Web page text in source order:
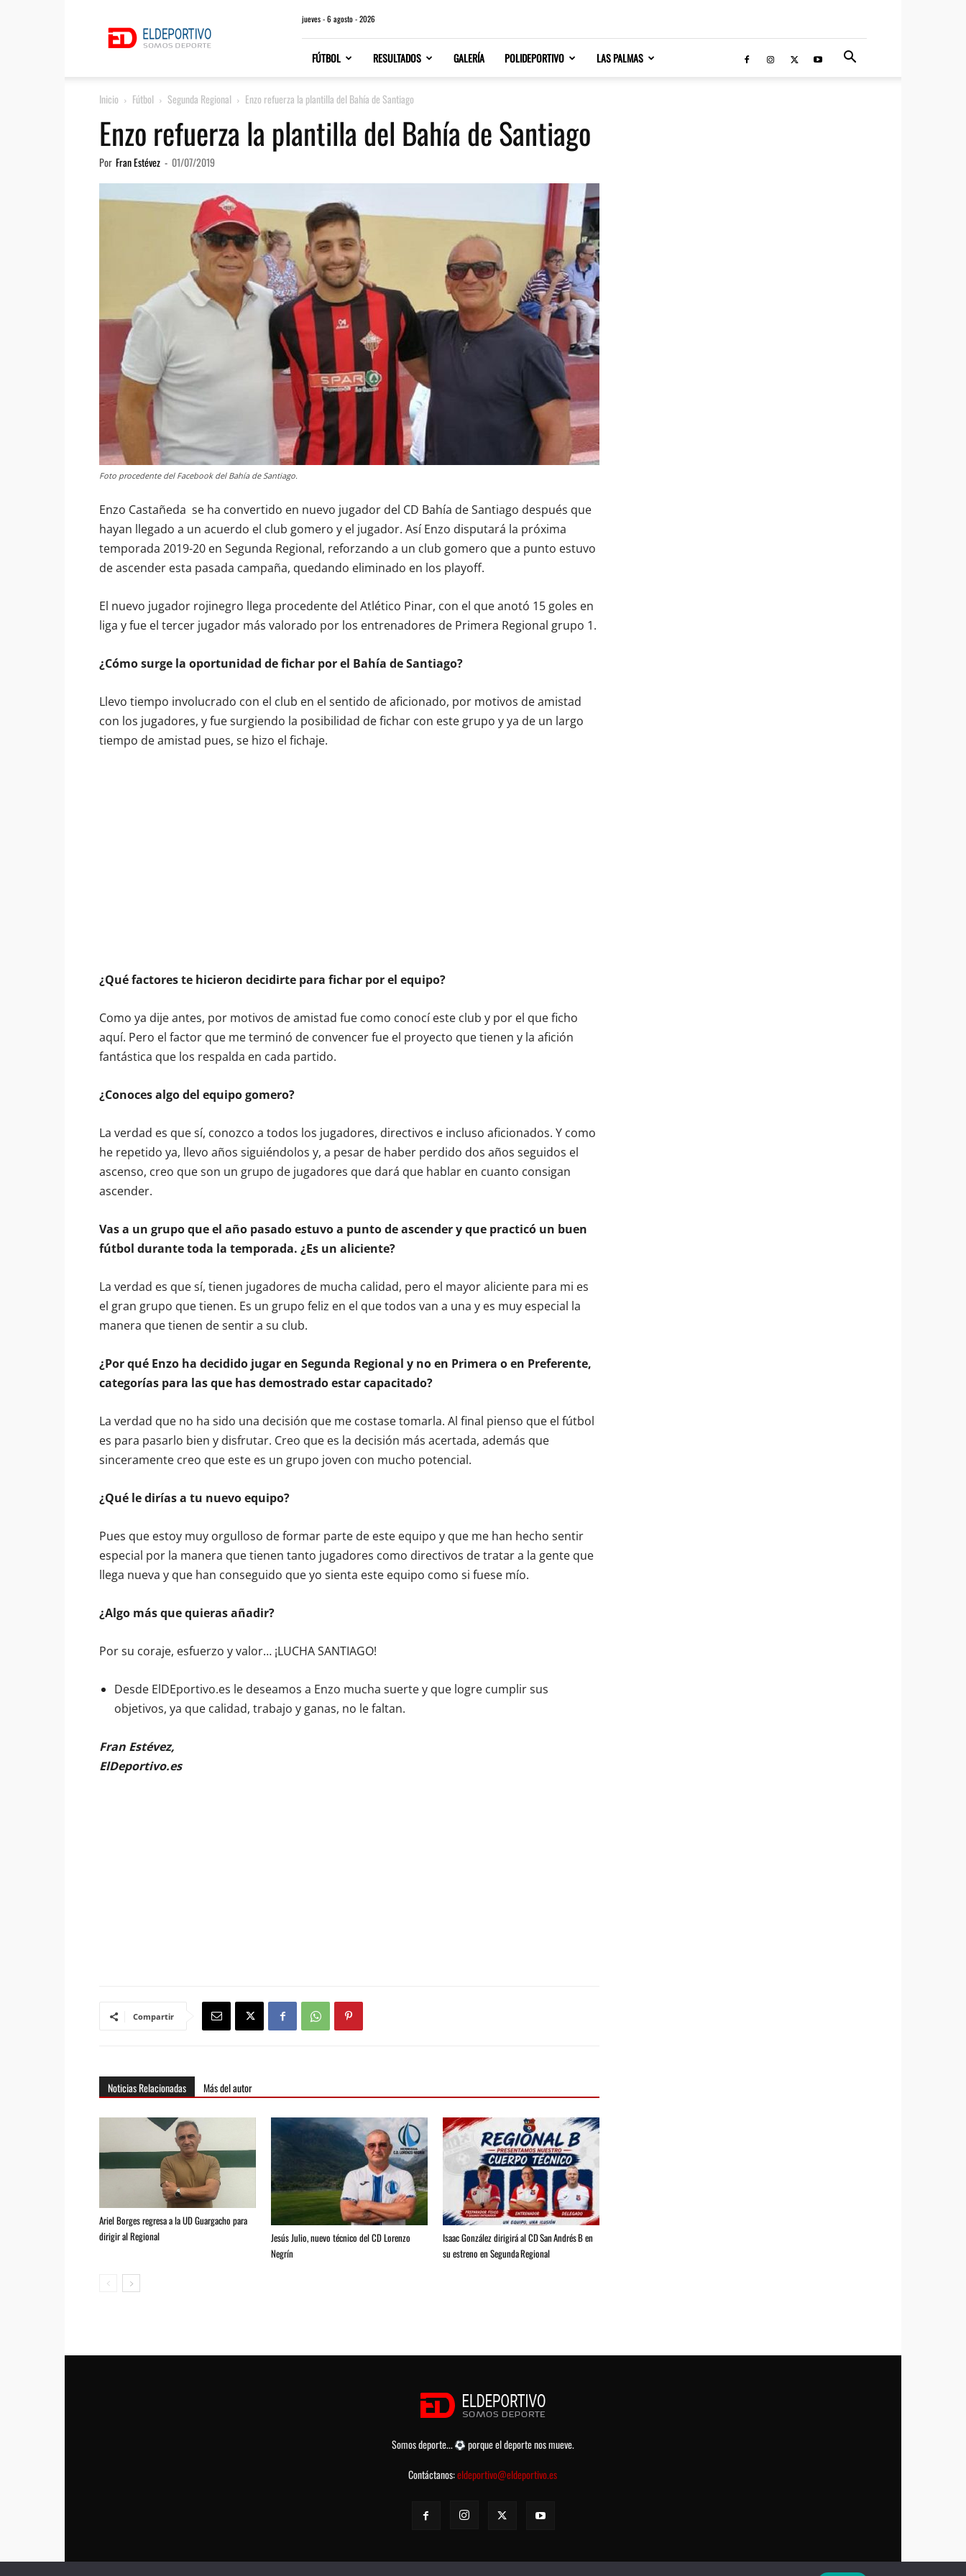
jueves - 6 agosto - 2026
FÚTBOL RESULTADOS GALERÍA POLIDEPORTIVO LAS PALMAS
Inicio Fútbol Segunda Regional Enzo refuerza la plantilla del Bahía de Santiago
Enzo refuerza la plantilla del Bahía de Santiago
Por Fran Estévez - 01/07/2019
Foto procedente del Facebook del Bahía de Santiago.
Enzo Castañeda se ha convertido en nuevo jugador del CD Bahía de Santiago después que
hayan llegado a un acuerdo el club gomero y el jugador. Así Enzo disputará la próxima
temporada 2019-20 en Segunda Regional, reforzando a un club gomero que a punto estuvo
de ascender esta pasada campaña, quedando eliminado en los playoff.
El nuevo jugador rojinegro llega procedente del Atlético Pinar, con el que anotó 15 goles en
liga y fue el tercer jugador más valorado por los entrenadores de Primera Regional grupo 1.
¿Cómo surge la oportunidad de fichar por el Bahía de Santiago?
Llevo tiempo involucrado con el club en el sentido de aficionado, por motivos de amistad
con los jugadores, y fue surgiendo la posibilidad de fichar con este grupo y ya de un largo
tiempo de amistad pues, se hizo el fichaje.
¿Qué factores te hicieron decidirte para fichar por el equipo?
Como ya dije antes, por motivos de amistad fue como conocí este club y por el que ficho
aquí. Pero el factor que me terminó de convencer fue el proyecto que tienen y la afición
fantástica que los respalda en cada partido.
¿Conoces algo del equipo gomero?
La verdad es que sí, conozco a todos los jugadores, directivos e incluso aficionados. Y como
he repetido ya, llevo años siguiéndolos y, a pesar de haber perdido dos años seguidos el
ascenso, creo que son un grupo de jugadores que dará que hablar en cuanto consigan
ascender.
Vas a un grupo que el año pasado estuvo a punto de ascender y que practicó un buen
fútbol durante toda la temporada. ¿Es un aliciente?
La verdad es que sí, tienen jugadores de mucha calidad, pero el mayor aliciente para mi es
el gran grupo que tienen. Es un grupo feliz en el que todos van a una y es muy especial la
manera que tienen de sentir a su club.
¿Por qué Enzo ha decidido jugar en Segunda Regional y no en Primera o en Preferente,
categorías para las que has demostrado estar capacitado?
La verdad que no ha sido una decisión que me costase tomarla. Al final pienso que el fútbol
es para pasarlo bien y disfrutar. Creo que es la decisión más acertada, además que
sinceramente creo que este es un grupo joven con mucho potencial.
¿Qué le dirías a tu nuevo equipo?
Pues que estoy muy orgulloso de formar parte de este equipo y que me han hecho sentir
especial por la manera que tienen tanto jugadores como directivos de tratar a la gente que
llega nueva y que han conseguido que yo sienta este equipo como si fuese mío.
¿Algo más que quieras añadir?
Por su coraje, esfuerzo y valor… ¡LUCHA SANTIAGO!
Desde ElDEportivo.es le deseamos a Enzo mucha suerte y que logre cumplir sus
objetivos, ya que calidad, trabajo y ganas, no le faltan.
Fran Estévez,
ElDeportivo.es
Compartir
Noticias Relacionadas Más del autor
Ariel Borges regresa a la UD Guargacho para
dirigir al Regional
Jesús Julio, nuevo técnico del CD Lorenzo
Negrín
Isaac González dirigirá al CD San Andrés B en
su estreno en Segunda Regional
Somos deporte...
porque el deporte nos mueve.
Contáctanos:eldeportivo@eldeportivo.es